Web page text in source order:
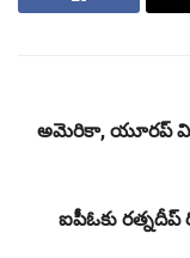
అమెరికా, యూరప్
ఐపీఓకు రత్నదీప్